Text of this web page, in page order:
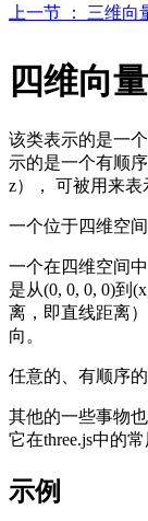
上一节 ： 三维向
四维向
该类表示的是一
示的是一个有顺
z）， 可被用来表
一个位于四维空间
一个在四维空间
是从(0, 0, 0, 0)到
离，即直线距离
向。
任意的、有顺序
其他的一些事物
它在three.js中的常
示例